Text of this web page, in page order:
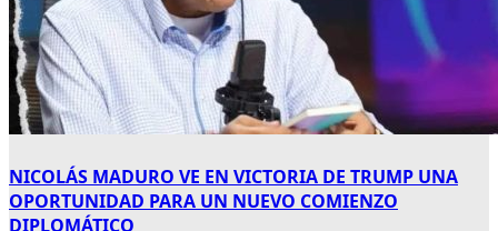
NICOLÁS MADURO VE EN VICTORIA DE TRUMP UNA
OPORTUNIDAD PARA UN NUEVO COMIENZO
DIPLOMÁTICO